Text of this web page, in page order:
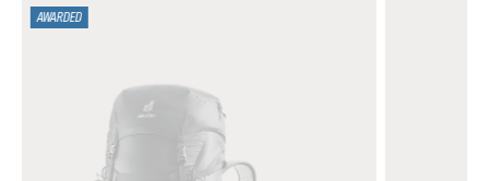
AWARDED